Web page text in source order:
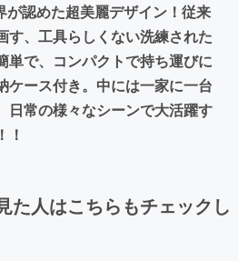
が認めた超美麗デザイン！従来
す、工具らしくない洗練された
単で、コンパクトで持ち運びに
ケース付き。中には一家に一台
日常の様々なシーンで大活躍す
！
た人はこちらもチェックし